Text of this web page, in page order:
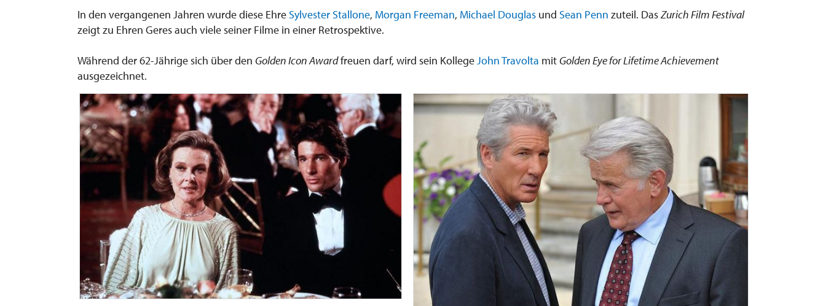
In den vergangenen Jahren wurde diese Ehre Sylvester Stallone, Morgan Freeman, Michael Douglas und Sean Penn zuteil. DasZurich Film Festival
zeigt zu Ehren Geres auch viele seiner Filme in einer Retrospektive.
Während der 62-Jährige sich über den Golden Icon Awardfreuen darf, wird sein KollegeJohn Travolta mit Golden Eye for Lifetime Achievement
ausgezeichnet.